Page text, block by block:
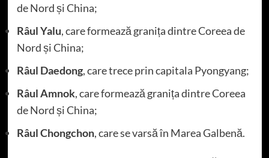
de Nord și China;
Râul Yalu, care formează granița dintre Coreea de
Nord și China;
Râul Daedong, care trece prin capitala Pyongyang;
Râul Amnok, care formează granița dintre Coreea
de Nord și China;
Râul Chongchon, care se varsă în Marea Galbenă.